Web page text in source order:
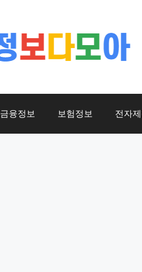
금융정보 보험정보 전자